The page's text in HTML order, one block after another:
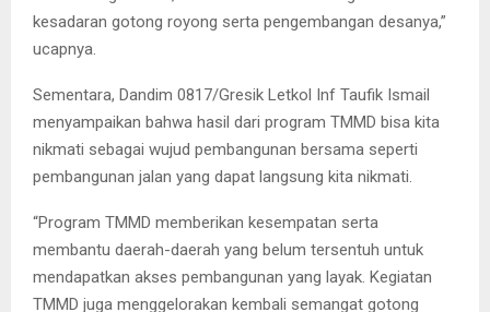
kesadaran gotong royong serta pengembangan desanya,”
ucapnya.
Sementara, Dandim 0817/Gresik Letkol Inf Taufik Ismail
menyampaikan bahwa hasil dari program TMMD bisa kita
nikmati sebagai wujud pembangunan bersama seperti
pembangunan jalan yang dapat langsung kita nikmati.
“Program TMMD memberikan kesempatan serta
membantu daerah-daerah yang belum tersentuh untuk
mendapatkan akses pembangunan yang layak. Kegiatan
TMMD juga menggelorakan kembali semangat gotong